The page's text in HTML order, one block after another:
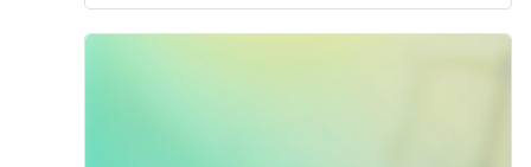
Imagem do curso" Racismo e Herança Patriarcal: